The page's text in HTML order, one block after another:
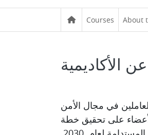
Courses About
الأكاديمية
في مجال الأمن
الأعضاء على تحقيق خطة